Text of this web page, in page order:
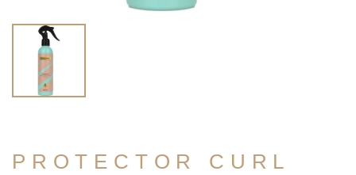
PROTECTOR CURL